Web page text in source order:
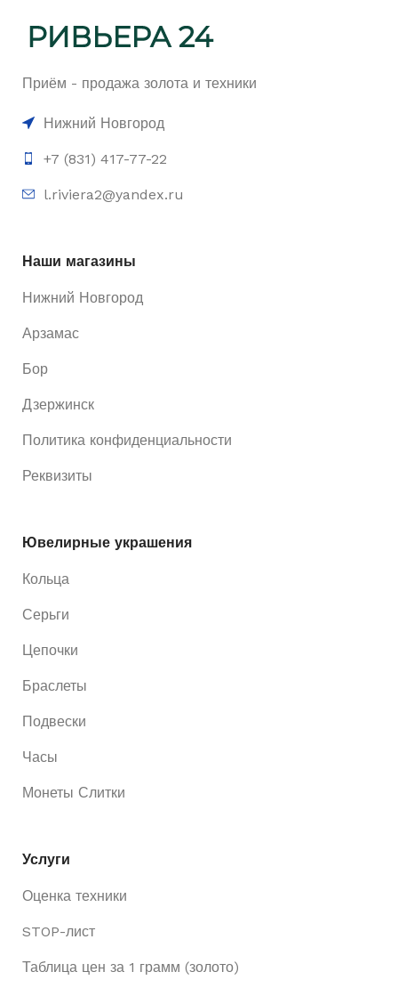
Приём - продажа золота и техники
Нижний Новгород
+7 (831) 417-77-22
l.riviera2@yandex.ru
Наши магазины
Нижний Новгород
Арзамас
Бор
Дзержинск
Политика конфиденциальности
Реквизиты
Ювелирные украшения
Кольца
Серьги
Цепочки
Браслеты
Подвески
Часы
Монеты Слитки
Услуги
Оценка техники
STOP-лист
Таблица цен за 1 грамм (золото)